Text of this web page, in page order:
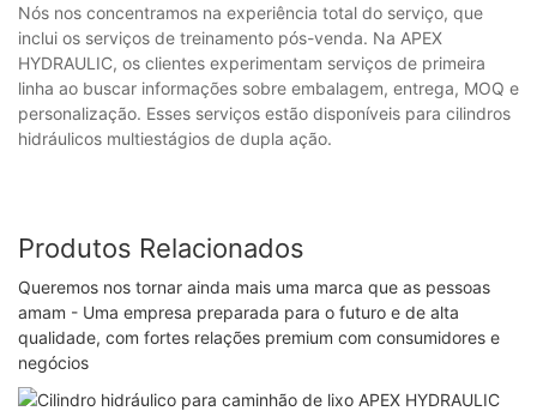
Nós nos concentramos na experiência total do serviço, que
inclui os serviços de treinamento pós-venda. Na APEX
HYDRAULIC, os clientes experimentam serviços de primeira
linha ao buscar informações sobre embalagem, entrega, MOQ e
personalização. Esses serviços estão disponíveis para cilindros
hidráulicos multiestágios de dupla ação.
Produtos Relacionados
Queremos nos tornar ainda mais uma marca que as pessoas
amam - Uma empresa preparada para o futuro e de alta
qualidade, com fortes relações premium com consumidores e
negócios